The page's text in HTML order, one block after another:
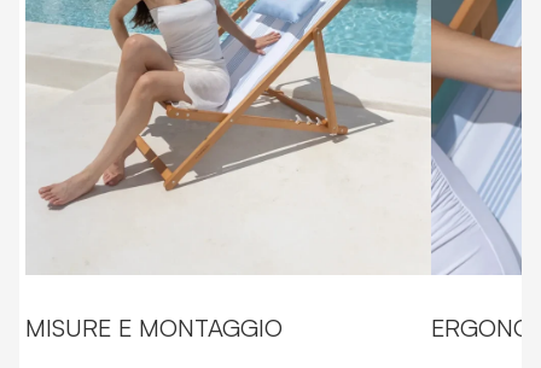
MISURE E MONTAGGIO